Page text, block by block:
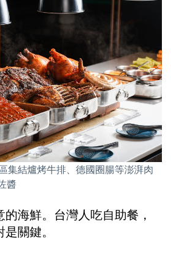
集結爐烤牛排、德國圈腸等澎湃肉
醬
海鮮。台灣人吃自助餐，
關鍵。